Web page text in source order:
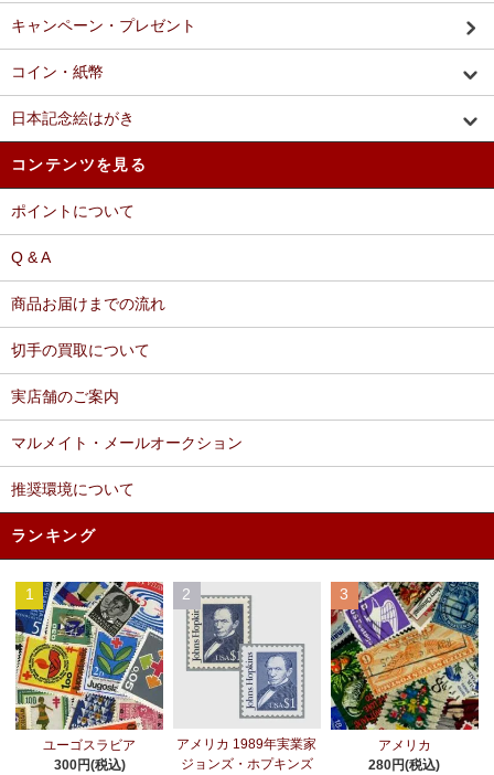
キャンペーン・プレゼント
コイン・紙幣
日本記念絵はがき
コンテンツを見る
ポイントについて
Q & A
商品お届けまでの流れ
切手の買取について
実店舗のご案内
マルメイト・メールオークション
推奨環境について
ランキング
1
ユーゴスラビア
300円(税込)
2
アメリカ 1989年実業家
ジョンズ・ホプキンズ
3
アメリカ
280円(税込)